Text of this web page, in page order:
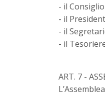
- il
- il
- il
- il
ART. 7 -